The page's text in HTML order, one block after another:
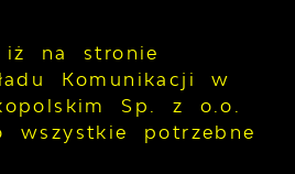
iż na stronie
Komunikacji w
Sp. z o.o.
wszystkie potrzebne